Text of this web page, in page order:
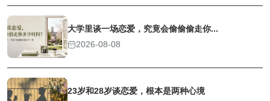
大学里谈一场恋爱，究竟会偷偷偷走你...
2026-08-08
23岁和28岁谈恋爱，根本是两种心境